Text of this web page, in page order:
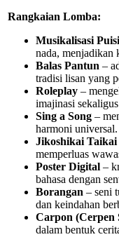
Rangkaian Lomba:
Musikalisasi Puisi
nada, menjadikan
Balas Pantun –
tradisi lisan yang
Roleplay –
imajinasi
Sing a Song –
harmoni universal.
Jikoshikai Taikai
memperluas
Poster Digital –
bahasa dengan
Borangan – seni
dan keindahan
Carpon (Cerpen
dalam bentuk